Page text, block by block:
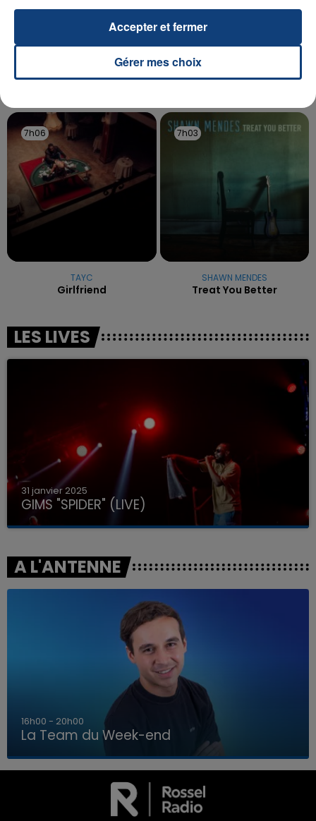
LA TEAM DU WEEK-END
UNE ADOLESCENTE DEVANT SE FAIRE
OPÉRER DE LA CHEVILLE RESSORT DE LA...
La famille a porté plainte contre la clinique qui a
reconnu sa responsabilité et présenté ses
excuses.
7h06
7h06
TAYC
Girlfriend
7h03
7h03
SHAWN MENDES
Treat You Better
LES LIVES
31 janvier 2025
GIMS "SPIDER" (LIVE)
A L'ANTENNE
7h00 - 12h00
La Team du Week-end
Gérer mes choix
Accepter et fermer